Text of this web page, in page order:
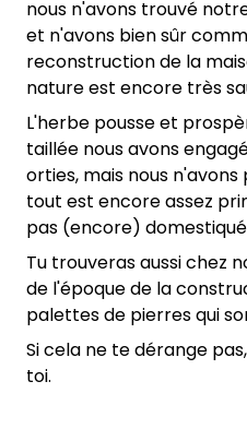
nous n'avons trouvé
et n'avons bien sûr
reconstruction de la
nature est encore très
L'herbe pousse et
taillée nous avons
orties, mais nous
tout est encore assez
pas (encore)
Tu trouveras aussi chez
de l'époque de la
palettes de pierres qui
Si cela ne te dérange
toi.